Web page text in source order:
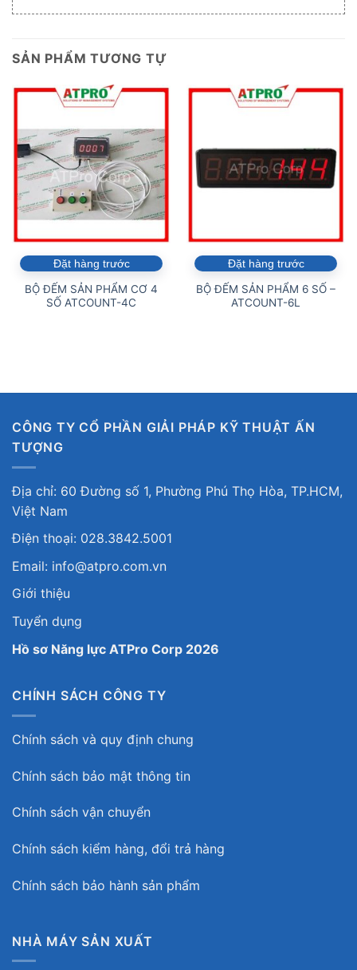
SẢN PHẨM TƯƠNG TỰ
Đặt hàng trước
BỘ ĐẾM SẢN PHẨM CƠ 4
SỐ ATCOUNT-4C
Đặt hàng trước
BỘ ĐẾM SẢN PHẨM 6 SỐ –
ATCOUNT-6L
CÔNG TY CỔ PHẦN GIẢI PHÁP KỸ THUẬT ẤN
TƯỢNG
Địa chỉ: 60 Đường số 1, Phường Phú Thọ Hòa, TP.HCM,
Việt Nam
Điện thoại: 028.3842.5001
Email: info@atpro.com.vn
Giới thiệu
Tuyển dụng
Hồ sơ Năng lực ATPro Corp 2026
CHÍNH SÁCH CÔNG TY
Chính sách và quy định chung
Chính sách bảo mật thông tin
Chính sách vận chuyển
Chính sách kiểm hàng, đổi trả hàng
Chính sách bảo hành sản phẩm
NHÀ MÁY SẢN XUẤT